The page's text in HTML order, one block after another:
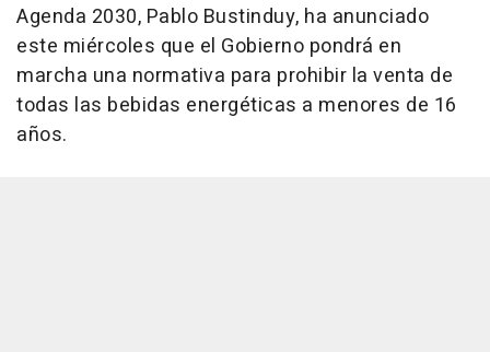
Agenda 2030, Pablo Bustinduy, ha anunciado
este miércoles que el Gobierno pondrá en
marcha una normativa para prohibir la venta de
todas las bebidas energéticas a menores de 16
años.